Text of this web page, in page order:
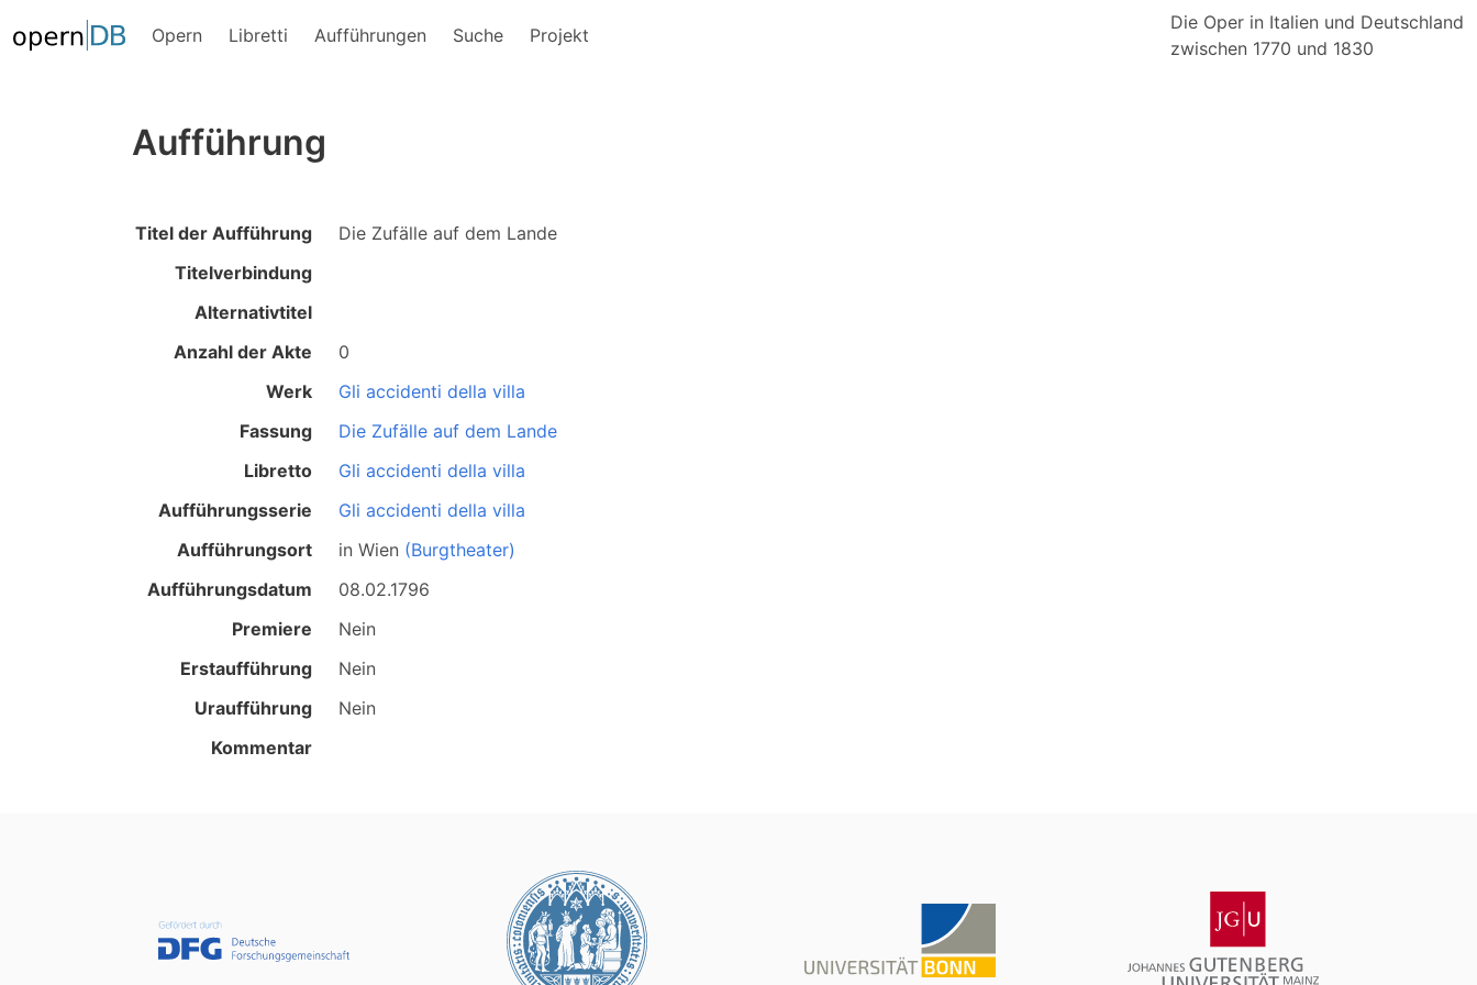
Opern Libretti Aufführungen Suche Projekt
Die Oper in Italien und Deutschland
zwischen 1770 und 1830
Aufführung
Titel der Aufführung
Die Zufälle auf dem Lande
Titelverbindung
Alternativtitel
Anzahl der Akte
0
Werk
Gli accidenti della villa
Fassung
Die Zufälle auf dem Lande
Libretto
Gli accidenti della villa
Aufführungsserie
Gli accidenti della villa
Aufführungsort
in Wien (Burgtheater)
Aufführungsdatum
08.02.1796
Premiere
Nein
Erstaufführung
Nein
Uraufführung
Nein
Kommentar